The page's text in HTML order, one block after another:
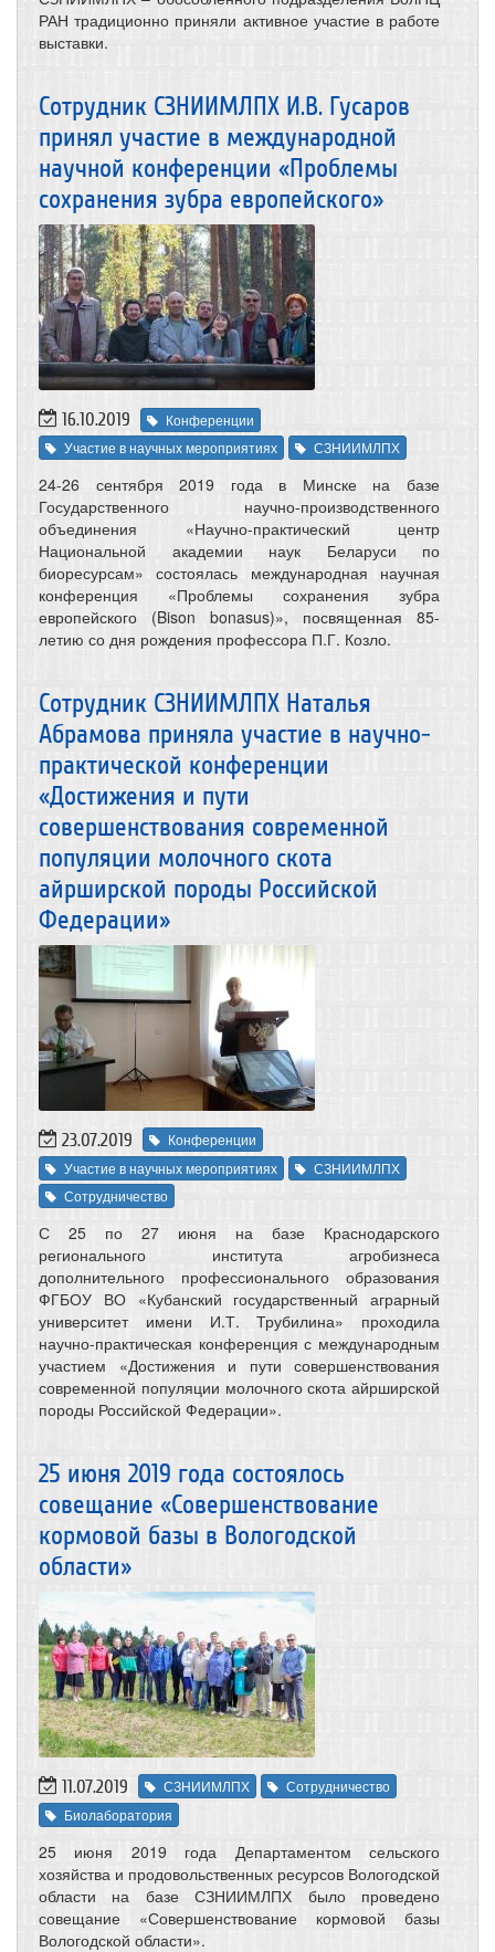
РАН традиционно приняли активное участие в работе
выставки.
Сотрудник СЗНИИМЛПХ И.В. Гусаров
принял участие в международной
научной конференции «Проблемы
сохранения зубра европейского»
16.10.2019
Конференции
Участие в научных мероприятиях
СЗНИИМЛПХ
24-26 сентября 2019 года в Минске на базе
Государственного научно-производственного
объединения «Научно-практический центр
Национальной академии наук Беларуси по
биоресурсам» состоялась международная научная
конференция «Проблемы сохранения зубра
европейского (Bison bonasus)», посвященная 85-
летию со дня рождения профессора П.Г. Козло.
Сотрудник СЗНИИМЛПХ Наталья
Абрамова приняла участие в научно-
практической конференции
«Достижения и пути
совершенствования современной
популяции молочного скота
айрширской породы Российской
Федерации»
23.07.2019
Конференции
Участие в научных мероприятиях
СЗНИИМЛПХ
Сотрудничество
С 25 по 27 июня на базе Краснодарского
регионального института агробизнеса
дополнительного профессионального образования
ФГБОУ ВО «Кубанский государственный аграрный
университет имени И.Т. Трубилина» проходила
научно-практическая конференция с международным
участием «Достижения и пути совершенствования
современной популяции молочного скота айрширской
породы Российской Федерации».
25 июня 2019 года состоялось
совещание «Совершенствование
кормовой базы в Вологодской
области»
11.07.2019 СЗНИИМЛПХ
Сотрудничество
Биолаборатория
25 июня 2019 года Департаментом сельского
хозяйства и продовольственных ресурсов Вологодской
области на базе СЗНИИМЛПХ было проведено
совещание «Совершенствование кормовой базы
Вологодской области».